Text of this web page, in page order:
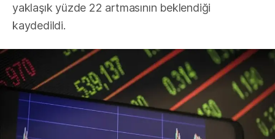
yaklaşık yüzde 22 artmasının beklendiği
kaydedildi.